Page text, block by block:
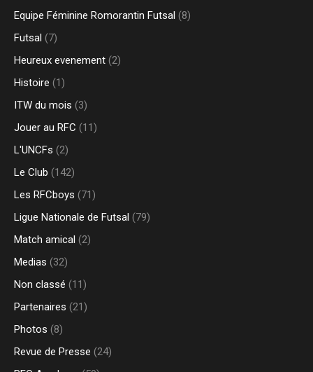
Equipe Féminine Romorantin Futsal (8)
Futsal (7)
Heureux evenement (2)
Histoire (1)
ITW du mois (3)
Jouer au RFC (11)
L'UNCFs (2)
Le Club (142)
Les RFCboys (71)
Ligue Nationale de Futsal (79)
Match amical (2)
Medias (32)
Non classé (11)
Partenaires (21)
Photos (8)
Revue de Presse (24)